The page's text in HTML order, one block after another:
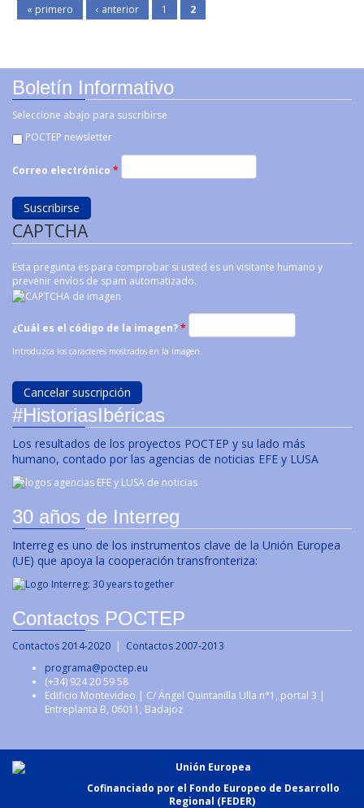
« primero ‹ anterior 1 2
Boletín Informativo
Seleccione abajo para suscribirse
POCTEP newsletter
Correo electrónico *
CAPTCHA
Esta pregunta es para comprobar si usted es un visitante humano y
prevenir envíos de spam automatizado.
¿Cuál es el código de la imagen?*
Introduzca los caracteres mostrados en la imagen.
#HistoriasIbéricas
Los resultados de los proyectos POCTEP y su lado más
humano, contado por las agencias de noticias EFE y LUSA
30 años de Interreg
Interreg es uno de los instrumentos clave de la Unión Europea
(UE) que apoya la cooperación transfronteriza:
Contactos POCTEP
Contactos 2014-2020 | Contactos 2007-2013
programa@poctep.eu
(+34) 924 20 59 58
Edificio Montevideo | C/ Ángel Quintanilla Ulla n°1, portal 3 |
Entreplanta B, 06011, Badajoz
Unión Europea
Cofinanciado por el Fondo Europeo de Desarrollo
Regional (FEDER)